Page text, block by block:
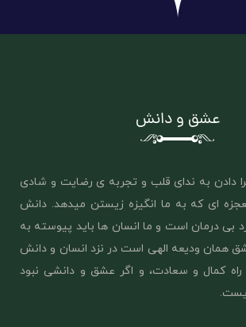
عشق و دانش
به ندای قلب و تجربه ی رضایت و شادی
ای که به ما انگیزه زیستن میدهد. دانش
بی درمان است و ما انسان ها باید پیوسته به
همان ‌ودیعه الهی است در نزد انسان و دانش
کمال و سعادت، و اگر عشق و دانشی نبود